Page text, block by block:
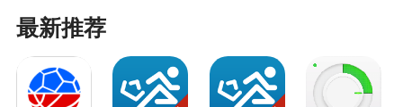
了它你就可以随时随地查看近在眼前的Ta! 寻找一眼
万年的Ta
2、珍爱app是网站的官方app。能够在线提供所
最新推荐